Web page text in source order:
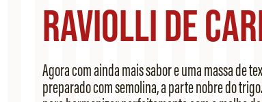
Raviolli de
Agora com ainda mais sabor e uma massa de
preparado com semolina, a parte nobre do